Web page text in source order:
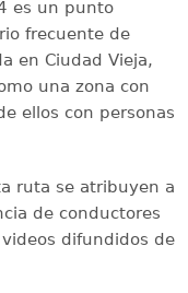
es un punto
frecuente de
en Ciudad Vieja,
una zona con
ellos con personas
ruta se atribuyen a
de conductores
difundidos de